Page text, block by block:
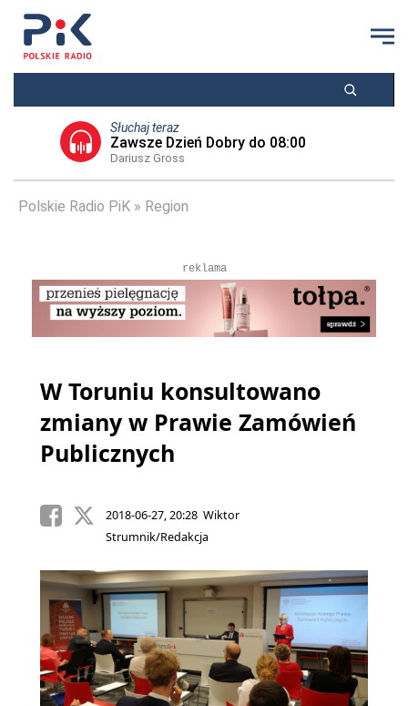
Słuchaj teraz
Zawsze Dzień Dobry do 08:00
Dariusz Gross
Polskie Radio PiK Region
reklama
W Toruniu konsultowano
zmiany w Prawie Zamówień
Publicznych
2018-06-27, 20:28 Wiktor
Strumnik/Redakcja